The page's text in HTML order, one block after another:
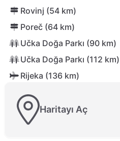
Rovinj (54 km)
Poreč (64 km)
Učka Doğa Parkı (90 km)
Učka Doğa Parkı (112 km)
Rijeka (136 km)
Haritayı Aç